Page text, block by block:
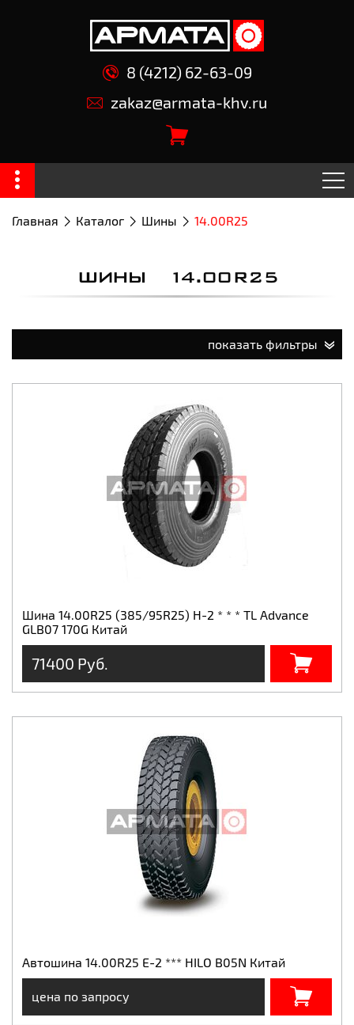
8 (4212) 62-63-09
zakaz@armata-khv.ru
Главная Каталог Шины 14.00R25
ШИНЫ 14.00R25
показать фильтры
Шина 14.00R25 (385/95R25) H-2 * * * TL Advance
GLB07 170G Китай
71400 Руб.
Автошина 14.00R25 E-2 *** HILO B05N Китай
цена по запросу